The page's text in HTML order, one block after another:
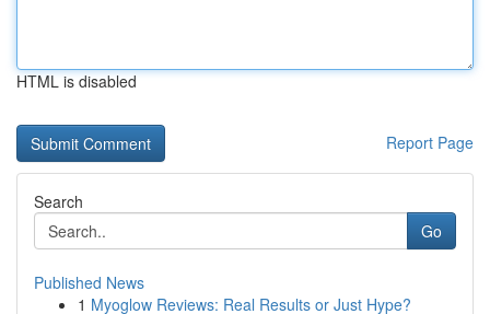
HTML is disabled
Report Page
Search
Go
Published News
1 Myoglow Reviews: Real Results or Just Hype?